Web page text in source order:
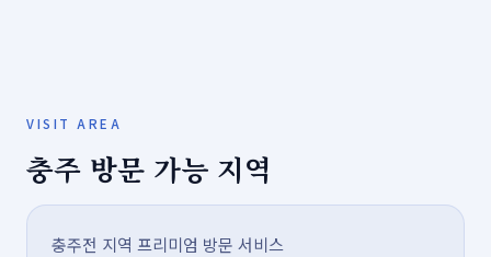
VISIT AREA
충주 방문 가능 지역
충주전 지역 프리미엄 방문 서비스